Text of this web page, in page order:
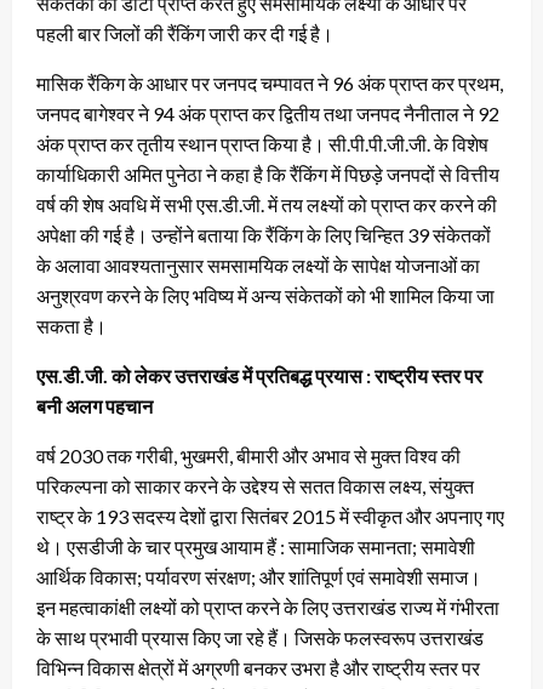
पहली बार जिलों की रैंकिंग जारी कर दी गई है।
मासिक रैंकिग के आधार पर जनपद चम्पावत ने 96 अंक प्राप्त कर प्रथम,
जनपद बागेश्वर ने 94 अंक प्राप्त कर द्वितीय तथा जनपद नैनीताल ने 92
अंक प्राप्त कर तृतीय स्थान प्राप्त किया है। सी.पी.पी.जी.जी. के विशेष
कार्याधिकारी अमित पुनेठा ने कहा है कि रैंकिंग में पिछड़े जनपदों से वित्तीय
वर्ष की शेष अवधि में सभी एस.डी.जी. में तय लक्ष्यों को प्राप्त कर करने की
अपेक्षा की गई है। उन्होंने बताया कि रैंकिंग के लिए चिन्हित 39 संकेतकों
के अलावा आवश्यतानुसार समसामयिक लक्ष्यों के सापेक्ष योजनाओं का
अनुश्रवण करने के लिए भविष्य में अन्य संकेतकों को भी शामिल किया जा
सकता है।
एस.डी.जी. को लेकर उत्तराखंड में प्रतिबद्ध प्रयास : राष्ट्रीय स्तर पर
बनी अलग पहचान
वर्ष 2030 तक गरीबी, भुखमरी, बीमारी और अभाव से मुक्त विश्व की
परिकल्पना को साकार करने के उद्देश्य से सतत विकास लक्ष्य, संयुक्त
राष्ट्र के 193 सदस्य देशों द्वारा सितंबर 2015 में स्वीकृत और अपनाए गए
थे। एसडीजी के चार प्रमुख आयाम हैं : सामाजिक समानता; समावेशी
आर्थिक विकास; पर्यावरण संरक्षण; और शांतिपूर्ण एवं समावेशी समाज।
इन महत्वाकांक्षी लक्ष्यों को प्राप्त करने के लिए उत्तराखंड राज्य में गंभीरता
के साथ प्रभावी प्रयास किए जा रहे हैं। जिसके फलस्वरूप उत्तराखंड
विभिन्न विकास क्षेत्रों में अग्रणी बनकर उभरा है और राष्ट्रीय स्तर पर